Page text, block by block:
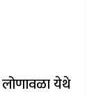
लोणावळा येथे